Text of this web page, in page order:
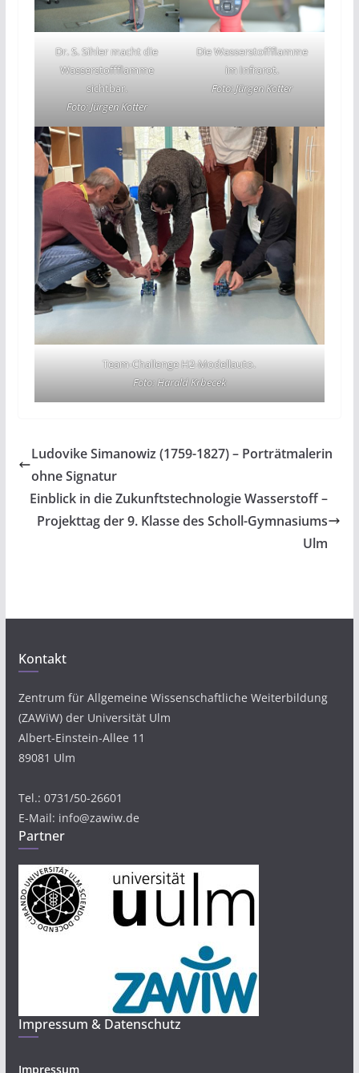
Dr. S. Sihler macht die
Wasserstoffflamme
sichtbar.
Foto: Jürgen Kotter
Die Wasserstoffflamme
im Infrarot.
Foto: Jürgen Kotter
Team-Challenge H2-Modellauto.
Foto: Harald Krbecek
Ludovike Simanowiz (1759-1827) – Porträtmalerin
ohne Signatur
Einblick in die Zukunftstechnologie Wasserstoff –
Projekttag der 9. Klasse des Scholl-Gymnasiums
Ulm
Kontakt
Zentrum für Allgemeine Wissenschaftliche Weiterbildung
(ZAWiW) der Universität Ulm
Albert-Einstein-Allee 11
89081 Ulm
Tel.: 0731/50-26601
E-Mail: info@zawiw.de
Partner
Impressum & Datenschutz
Impressum